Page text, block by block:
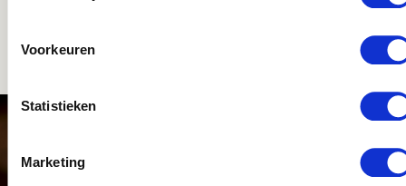
Voorkeuren
Statistieken
Marketing
MELD JE NU AAN VOOR DEZE